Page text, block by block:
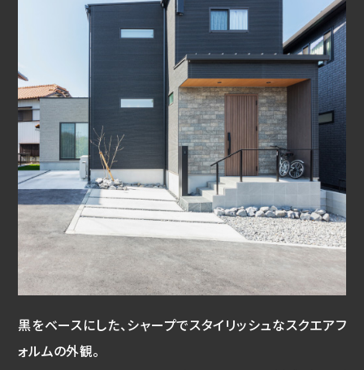
黒をベースにした、シャープでスタイリッシュなスクエアフ
ォルムの外観。